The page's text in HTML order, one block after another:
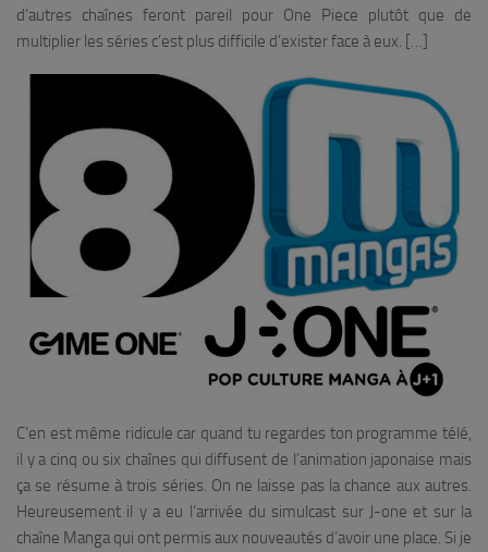
d’autres chaînes feront pareil pour One Piece plutôt que de
multiplier les séries c’est plus difficile d’exister face à eux. […]
C’en est même ridicule car quand tu regardes ton programme télé,
il y a cinq ou six chaînes qui diffusent de l’animation japonaise mais
ça se résume à trois séries. On ne laisse pas la chance aux autres.
Heureusement il y a eu l’arrivée du simulcast sur J-one et sur la
chaîne Manga qui ont permis aux nouveautés d’avoir une place. Si je